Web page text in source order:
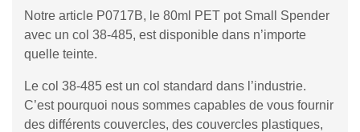
Notre article P0717B, le 80ml PET pot Small Spender
avec un col 38-485, est disponible dans n’importe
quelle teinte.
Le col 38-485 est un col standard dans l’industrie.
C’est pourquoi nous sommes capables de vous fournir
des différents couvercles, des couvercles plastiques,